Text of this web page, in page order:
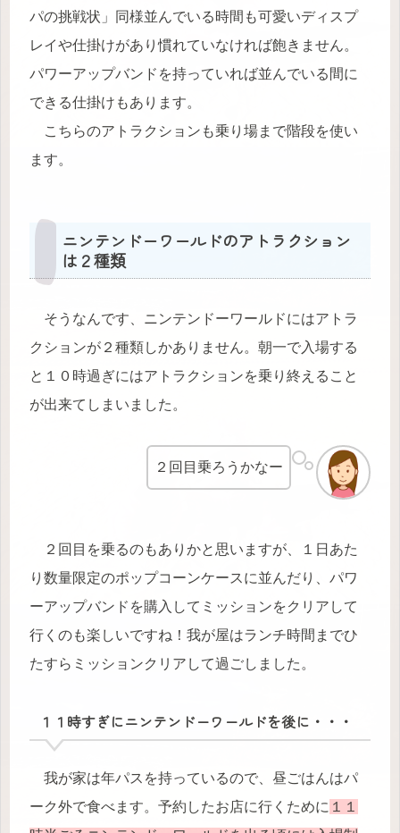
パの挑戦状」同様並んでいる時間も可愛いディスプ
レイや仕掛けがあり慣れていなければ飽きません。
パワーアップバンドを持っていれば並んでいる間に
できる仕掛けもあります。
こちらのアトラクションも乗り場まで階段を使い
ます。
ニンテンドーワールドのアトラクション
は２種類
そうなんです、ニンテンドーワールドにはアトラ
クションが２種類しかありません。朝一で入場する
と１０時過ぎにはアトラクションを乗り終えること
が出来てしまいました。
２回目乗ろうかなー
２回目を乗るのもありかと思いますが、１日あた
り数量限定のポップコーンケースに並んだり、パワ
ーアップバンドを購入してミッションをクリアして
行くのも楽しいですね！我が屋はランチ時間までひ
たすらミッションクリアして過ごしました。
１１時すぎにニンテンドーワールドを後に・・・
我が家は年パスを持っているので、昼ごはんはパ
ーク外で食べます。予約したお店に行くために １１